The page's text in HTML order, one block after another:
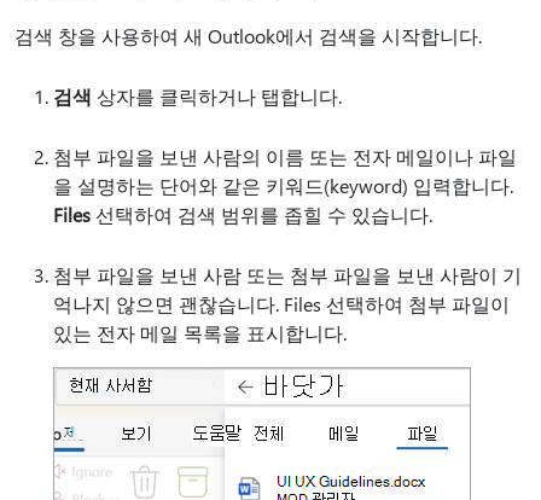
검색 창을 사용하여 새 Outlook에서 검색을 시작합니다.
검색 상자를 클릭하거나 탭합니다.
첨부 파일을 보낸 사람의 이름 또는 전자 메일이나 파일
을 설명하는 단어와 같은 키워드(keyword) 입력합니다.
Files 선택하여 검색 범위를 좁힐 수 있습니다.
첨부 파일을 보낸 사람 또는 첨부 파일을 보낸 사람이 기
억나지 않으면 괜찮습니다. Files 선택하여 첨부 파일이
있는 전자 메일 목록을 표시합니다.